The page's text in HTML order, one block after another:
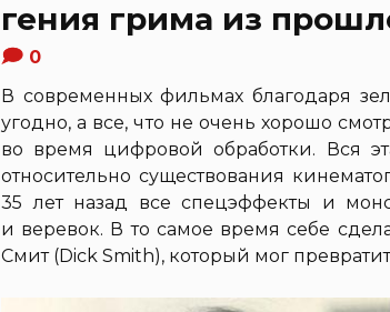
гения грима из
0
В современных фильмах благодаря
угодно, а все, что не очень хорошо
во время цифровой обработки. Вся
относительно существования
35 лет назад все спецэффекты и
и веревок. В то самое время себе
Смит (Dick Smith), который мог